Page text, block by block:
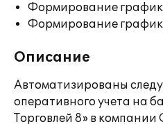
Формирование
Формирование
Описание
Автоматизированы
оперативного учета на
Торговлей 8» в